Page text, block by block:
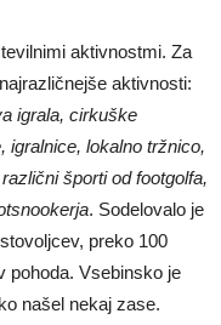
aktivnostmi. Za
aktivnosti:
igrala, cirkuške
igralnice, lokalno tržnico,
športi od footgolfa,
. Sodelovalo je
preko 100
pohoda. Vsebinsko je
našel nekaj zase.